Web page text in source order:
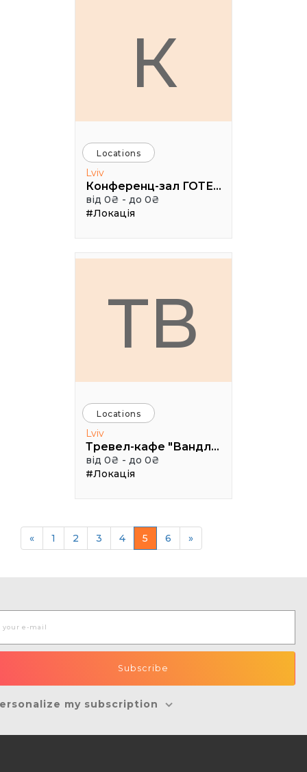
К
Locations
Lviv
Конференц-зал ГОТЕЛЬ "МОДЕРН"
від 0₴ - до 0₴
#Локація
ТВ
Locations
Lviv
Тревел-кафе "Вандлер
від 0₴ - до 0₴
#Локація
« 1 2 3 4 5 6 »
my subscription